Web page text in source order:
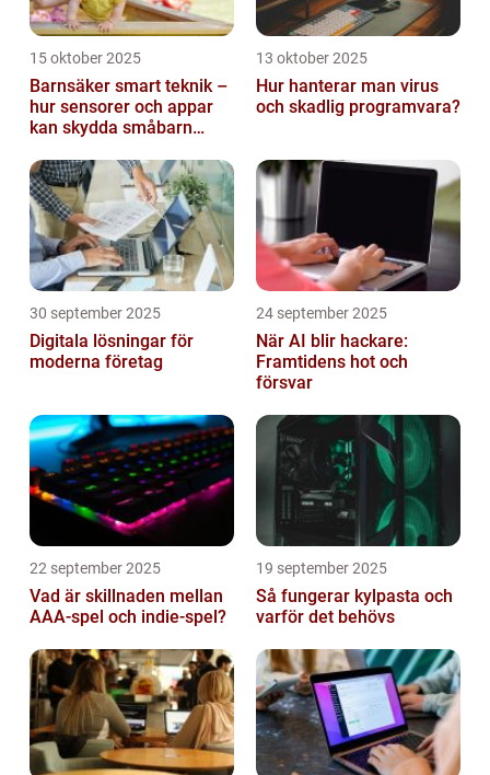
15 oktober 2025
Barnsäker smart teknik –
hur sensorer och appar
kan skydda småbarn
13 oktober 2025
Hur hanterar man virus
och skadlig programvara?
30 september 2025
Digitala lösningar för
moderna företag
24 september 2025
När AI blir hackare:
Framtidens hot och
försvar
22 september 2025
Vad är skillnaden mellan
AAA-spel och indie-spel?
19 september 2025
Så fungerar kylpasta och
varför det behövs